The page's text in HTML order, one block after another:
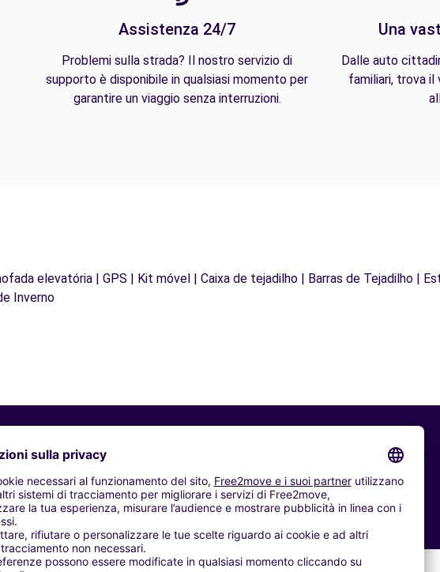
Assistenza 24/7
Problemi sulla strada? Il nostro servizio di
supporto è disponibile in qualsiasi momento per
garantire un viaggio senza interruzioni.
Una
Dalle auto
familiari, trova
elevatória | GPS | Kit móvel | Caixa de tejadilho | Barras de Tejadilho |
Inverno
Agenzie simili